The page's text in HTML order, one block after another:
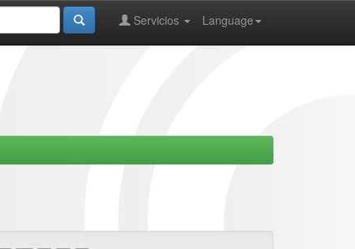
Language
Servicios